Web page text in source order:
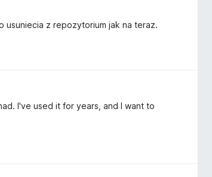
usuniecia z repozytorium jak na teraz.
I've used it for years, and I want to